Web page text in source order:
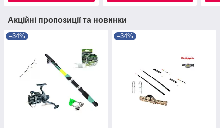
Акційні пропозиції та новинки
–34% –34%